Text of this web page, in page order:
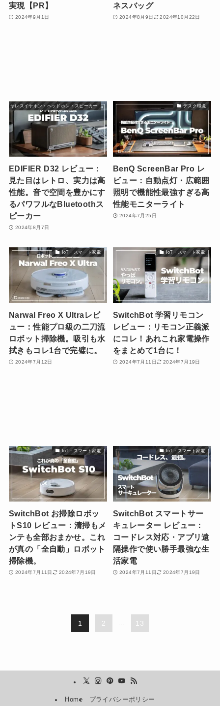
実現【PR】
2024年9月1日
ネスバッグ
2024年8月9日 2024年10月22日
ワイヤレスイヤホン・ヘッドホン・スピーカー
EDIFIER D32 レビュー：
見た目はレトロ、実力は高
性能。音で空間を豊かにす
るパワフルなBluetoothス
ピーカー
2024年8月7日
デスク環境
BenQ ScreenBar Pro レ
ビュー：自動点灯・広範囲
照明で機能性最強すぎる高
性能モニターライト
2024年7月25日
IoT・スマート家電
Narwal Freo X Ultraレビ
ュー：性能プロ級の二刀流
ロボット掃除機。吸引も水
拭きもコレ1台で完璧に。
2024年7月12日
IoT・スマート家電
SwitchBot 学習リモコン
レビュー：リモコン正義派
にコレ！あれこれ家電操作
をまとめて1台に！
2024年7月11日 2024年7月19日
IoT・スマート家電
SwitchBot お掃除ロボッ
トS10 レビュー：清掃もメ
ンテも全部おまかせ。これ
が真の「全自動」ロボット
掃除機。
2024年7月11日 2024年7月19日
IoT・スマート家電
SwitchBot スマートサー
キュレーター レビュー：
コードレス対応・アプリ遠
隔操作で使い勝手最強な生
活家電
2024年7月11日 2024年7月19日
1 2 ... 13
Home プライバシーポリシー